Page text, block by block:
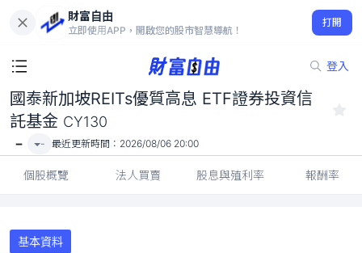
財富自由
立即使用APP，開啟您的股市智慧導航！
打開
登入
國泰新加坡REITs優質高息 ETF證券投資信託基金 CY130
-
國泰新加坡REITs優質高息 ETF證券投資信
託基金 CY130
- - 最近更新時間： 2026/08/06 20:00
個股概覽 法人買賣 股息與殖利率 報酬率
基本資料